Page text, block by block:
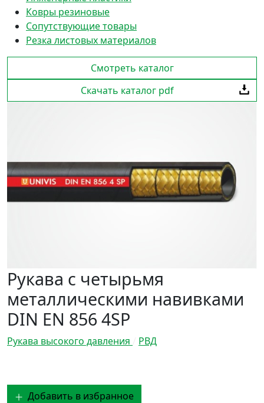
Ковры резиновые
Сопутствующие товары
Резка листовых материалов
Смотреть каталог
Скачать каталог pdf
Рукава с четырьмя
металлическими навивками
DIN EN 856 4SP
Рукава высокого давления РВД
Добавить в избранное